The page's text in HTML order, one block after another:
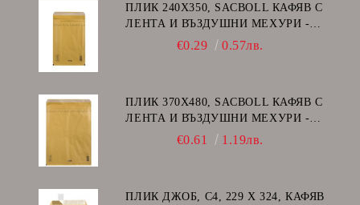
ПЛИК 240Х350, SACBOLL КАФЯВ С
ЛЕНТА И ВЪЗДУШНИ МЕХУРИ -
€0.29 0.57лв.
ПЛИК 370Х480, SACBOLL КАФЯВ С
ЛЕНТА И ВЪЗДУШНИ МЕХУРИ -
€0.61 1.19лв.
ПЛИК ДЖОБ, C4, 229 Х 324, КАФЯВ